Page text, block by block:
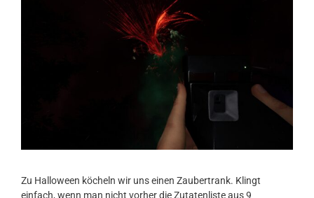
Zu Halloween köcheln wir uns einen Zaubertrank. Klingt
einfach, wenn man nicht vorher die Zutatenliste aus 9